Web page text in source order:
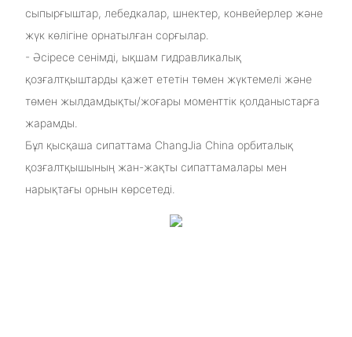
сыпырғыштар, лебедкалар, шнектер, конвейерлер және
жүк көлігіне орнатылған сорғылар.
- Әсіресе сенімді, ықшам гидравликалық
қозғалтқыштарды қажет ететін төмен жүктемелі және
төмен жылдамдықты/жоғары моменттік қолданыстарға
жарамды.
Бұл қысқаша сипаттама ChangJia China орбиталық
қозғалтқышының жан-жақты сипаттамалары мен
нарықтағы орнын көрсетеді.